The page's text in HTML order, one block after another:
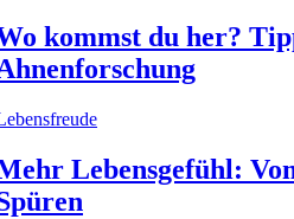
kommst du her?
Lebensgefühl: